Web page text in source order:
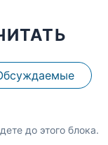
до этого блока.